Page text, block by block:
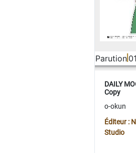
Parution
DAILY
Copy
o-okun
Éditeur :
Studio